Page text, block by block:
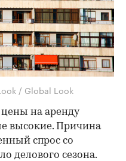
/ Global Look
цены на аренду
высокие. Причина
спрос со
делового сезона.